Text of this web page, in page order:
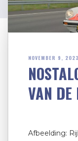
NOVEMBER 9, 2023
VAN DE
Afbeelding: